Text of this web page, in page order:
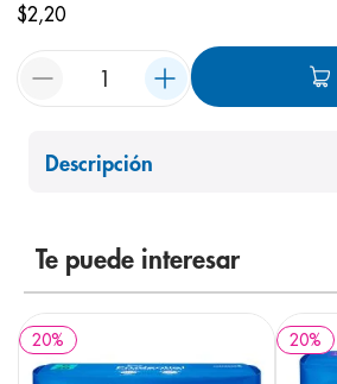
$2,20
Descripción
Te puede interesar
20% 20%
3.
4. cerave
bioderma
9 . panolini